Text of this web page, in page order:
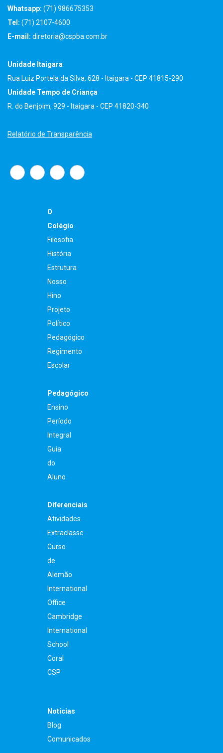
Whatsapp: (71) 986675353
Tel: (71) 2107-4600
E-mail: diretoria@cspba.com.br
Unidade Itaigara
Rua Luiz Portela da Silva, 628 - Itaigara - CEP 41815-290
Unidade Tempo de Criança
R. do Benjoim, 929 - Itaigara - CEP 41820-340
Relatório de Transparência
O
Colégio
Filosofia
História
Estrutura
Nosso
Hino
Projeto
Político
Pedagógico
Regimento
Escolar
Pedagógico
Ensino
Período
Integral
Guia
do
Aluno
Diferenciais
Atividades
Extraclasse
Curso
de
Alemão
International
Office
Cambridge
International
School
Coral
CSP
Notícias
Blog
Comunicados